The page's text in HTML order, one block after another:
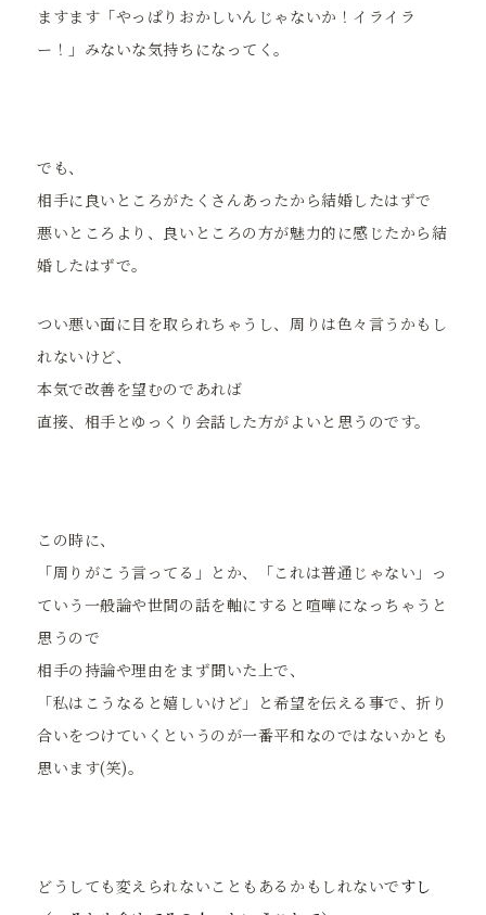
ますます「やっぱりおかしいんじゃないか！イライラ
ー！」みないな気持ちになってく。
でも、
相手に良いところがたくさんあったから結婚したはずで
悪いところより、良いところの方が魅力的に感じたから結
婚したはずで。
つい悪い面に目を取られちゃうし、周りは色々言うかもし
れないけど、
本気で改善を望むのであれば
直接、相手とゆっくり会話した方がよいと思うのです。
この時に、
「周りがこう言ってる」とか、「これは普通じゃない」っ
ていう一般論や世間の話を軸にすると喧嘩になっちゃうと
思うので
相手の持論や理由をまず聞いた上で、
「私はこうなると嬉しいけど」と希望を伝える事で、折り
合いをつけていくというのが一番平和なのではないかとも
思います(笑)。
どうしても変えられないこともあるかもしれないですし